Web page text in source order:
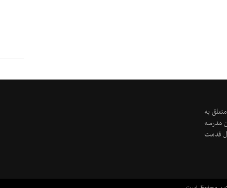
به
مدرسه
است که بیش از ۸۰ سال قدمت